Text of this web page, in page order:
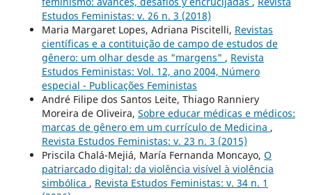
Estudos Feministas: v. 26 n. 3 (2018)
Maria Margaret Lopes, Adriana Piscitelli, Revistas
científicas e a contituição de campo de estudos de
gênero: um olhar desde as "margens" , Revista
Estudos Feministas: Vol. 12, ano 2004, Número
especial - Publicações Feministas
André Filipe dos Santos Leite, Thiago Ranniery
Moreira de Oliveira, Sobre educar médicas e médicos:
marcas de gênero em um currículo de Medicina ,
Revista Estudos Feministas: v. 23 n. 3 (2015)
Priscila Chalá-Mejiá, María Fernanda Moncayo, O
patriarcado digital: da violência visível à violência
simbólica , Revista Estudos Feministas: v. 34 n. 1